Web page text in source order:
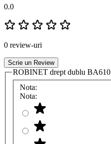
0.0
0 review-uri
Scrie un Review
ROBINET drept dublu BA610
Nota:
Nota: